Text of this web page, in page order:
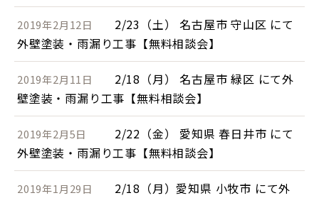
2019年2月12日
2/23（土） 名古屋市 守山区 にて
外壁塗装・雨漏り工事【無料相談会】
2019年2月11日
2/18（月） 名古屋市 緑区 にて外
壁塗装・雨漏り工事【無料相談会】
2019年2月5日
2/22（金） 愛知県 春日井市 にて
外壁塗装・雨漏り工事【無料相談会】
2019年1月29日
2/18（月）愛知県 小牧市 にて外